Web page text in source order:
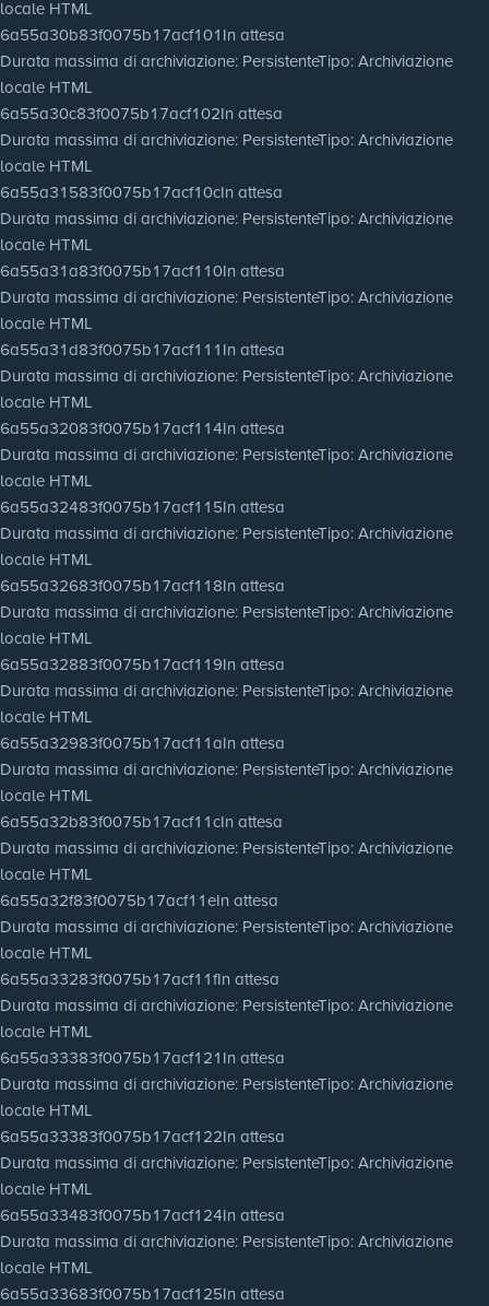
locale HTML
6a55a30b83f0075b17acf101In attesa
Durata massima di archiviazione: PersistenteTipo: Archiviazione
locale HTML
6a55a30c83f0075b17acf102In attesa
Durata massima di archiviazione: PersistenteTipo: Archiviazione
locale HTML
6a55a31583f0075b17acf10cIn attesa
Durata massima di archiviazione: PersistenteTipo: Archiviazione
locale HTML
6a55a31a83f0075b17acf110In attesa
Durata massima di archiviazione: PersistenteTipo: Archiviazione
locale HTML
6a55a31d83f0075b17acf111In attesa
Durata massima di archiviazione: PersistenteTipo: Archiviazione
locale HTML
6a55a32083f0075b17acf114In attesa
Durata massima di archiviazione: PersistenteTipo: Archiviazione
locale HTML
6a55a32483f0075b17acf115In attesa
Durata massima di archiviazione: PersistenteTipo: Archiviazione
locale HTML
6a55a32683f0075b17acf118In attesa
Durata massima di archiviazione: PersistenteTipo: Archiviazione
locale HTML
6a55a32883f0075b17acf119In attesa
Durata massima di archiviazione: PersistenteTipo: Archiviazione
locale HTML
6a55a32983f0075b17acf11aIn attesa
Durata massima di archiviazione: PersistenteTipo: Archiviazione
locale HTML
6a55a32b83f0075b17acf11cIn attesa
Durata massima di archiviazione: PersistenteTipo: Archiviazione
locale HTML
6a55a32f83f0075b17acf11eIn attesa
Durata massima di archiviazione: PersistenteTipo: Archiviazione
locale HTML
6a55a33283f0075b17acf11fIn attesa
Durata massima di archiviazione: PersistenteTipo: Archiviazione
locale HTML
6a55a33383f0075b17acf121In attesa
Durata massima di archiviazione: PersistenteTipo: Archiviazione
locale HTML
6a55a33383f0075b17acf122In attesa
Durata massima di archiviazione: PersistenteTipo: Archiviazione
locale HTML
6a55a33483f0075b17acf124In attesa
Durata massima di archiviazione: PersistenteTipo: Archiviazione
locale HTML
6a55a33683f0075b17acf125In attesa